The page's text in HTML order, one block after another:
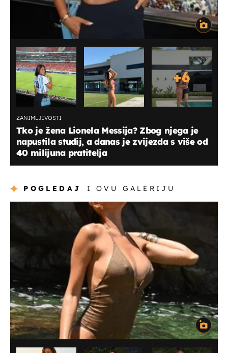
+6
ZANIMLJIVOSTI
Tko je žena Lionela Messija? Zbog njega je
napustila studij, a danas je zvijezda s više od
40 milijuna pratitelja
POGLEDAJ I OVU GALERIJU